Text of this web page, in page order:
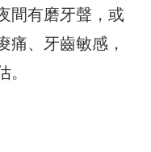
間有磨牙聲， 或
痛、牙齒敏感，
。